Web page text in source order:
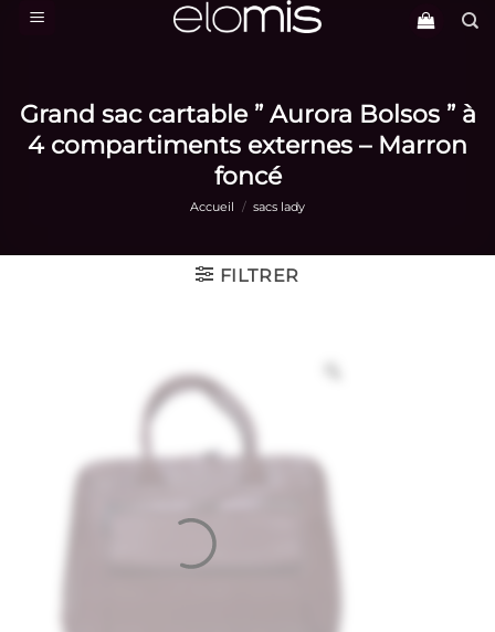
Passer
Grand sac cartable ” Aurora Bolsos ” à
4 compartiments externes – Marron
foncé
Accueil / sacs lady
FILTRER